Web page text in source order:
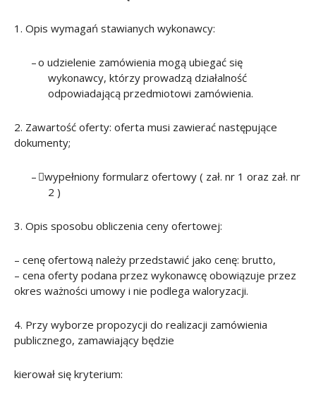
1. Opis wymagań stawianych wykonawcy:
–o udzielenie zamówienia mogą ubiegać się
wykonawcy, którzy prowadzą działalność
odpowiadającą przedmiotowi zamówienia.
2. Zawartość oferty: oferta musi zawierać następujące
dokumenty;
– wypełniony formularz ofertowy ( zał. nr 1 oraz zał. nr
2 )
3. Opis sposobu obliczenia ceny ofertowej:
– cenę ofertową należy przedstawić jako cenę: brutto,
– cena oferty podana przez wykonawcę obowiązuje przez
okres ważności umowy i nie podlega waloryzacji.
4. Przy wyborze propozycji do realizacji zamówienia
publicznego, zamawiający będzie
kierował się kryterium: